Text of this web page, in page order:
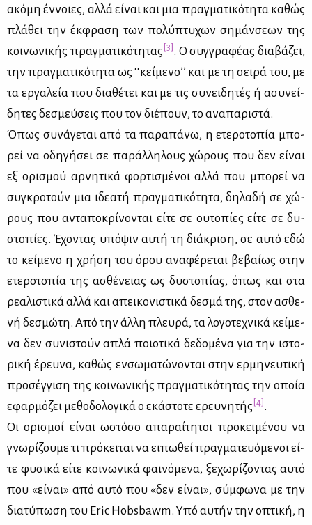
ακό­μη έν­νοιες, αλ­λά εί­ναι και μια πραγ­μα­τι­κό­τη­τα κα­θώς
πλά­θει την έκ­φρα­ση των πο­λύ­πτυ­χων ση­μάν­σε­ων της
κοι­νω­νι­κής πραγ­μα­τι­κό­τη­τας [3] . Ο συγ­γρα­φέ­ας δια­βά­ζει,
την πραγ­μα­τι­κό­τη­τα ως ‘‘κεί­με­νο­’’ και με τη σει­ρά του, με
τα ερ­γα­λεία που δια­θέ­τει και με τις συ­νει­δη­τές ή ασυ­νεί­
δη­τες δε­σμεύ­σεις που τον διέ­πουν, το ανα­πα­ρι­στά.
Όπως συ­νά­γε­ται από τα πα­ρα­πά­νω, η ετε­ρο­το­πία μπο­
ρεί να οδη­γή­σει σε πα­ράλ­λη­λους χώ­ρους που δεν εί­ναι
εξ ορι­σμού αρ­νη­τι­κά φορ­τι­σμέ­νοι αλ­λά που μπο­ρεί να
συ­γκρο­τούν μια ιδε­α­τή πραγ­μα­τι­κό­τη­τα, δη­λα­δή σε χώ­
ρους που αντα­πο­κρί­νο­νται εί­τε σε ου­το­πί­ες εί­τε σε δυ­
στο­πί­ες. Έχο­ντας υπό­ψιν αυ­τή τη διά­κρι­ση, σε αυ­τό εδώ
το κεί­με­νο η χρή­ση του όρου ανα­φέ­ρε­ται βε­βαί­ως στην
ετε­ρο­το­πία της ασθέ­νειας ως δυ­στο­πί­ας, όπως και στα
ρε­α­λι­στι­κά αλ­λά και απει­κο­νι­στι­κά δε­σμά της, στον ασθε­
νή δε­σμώ­τη. Aπό την άλ­λη πλευ­ρά, τα λο­γο­τε­χνι­κά κεί­με­
να δεν συ­νι­στούν απλά ποιο­τι­κά δε­δο­μέ­να για την ιστο­
ρι­κή έρευ­να, κα­θώς εν­σω­μα­τώ­νο­νται στην ερ­μη­νευ­τι­κή
προ­σέγ­γι­ση της κοι­νω­νι­κής πραγ­μα­τι­κό­τη­τας την οποία
εφαρ­μό­ζει με­θο­δο­λο­γι­κά ο εκά­στο­τε ερευ­νη­τής [4] .
Οι ορι­σμοί εί­ναι ωστό­σο απα­ραί­τη­τοι προ­κει­μέ­νου να
γνω­ρί­ζου­με τι πρό­κει­ται να ει­πω­θεί πραγ­μα­τευό­με­νοι εί­
τε φυ­σι­κά εί­τε κοι­νω­νι­κά φαι­νό­με­να, ξε­χω­ρί­ζο­ντας αυ­τό
που «εί­ναι» από αυ­τό που «δεν εί­ναι», σύμ­φω­να με την
δια­τύ­πω­ση του Eric Hobsbawm. Υπό αυ­τήν την οπτι­κή, η